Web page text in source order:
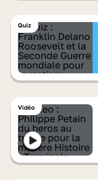
Quiz
Vidéo